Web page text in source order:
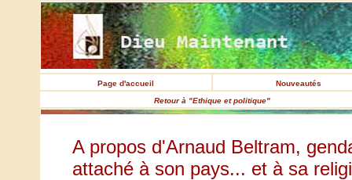
Page d'accueil
Nouveautés
Retour à "Ethique et politique"
A propos d'Arnaud Beltram,
attaché à son pays... et à sa